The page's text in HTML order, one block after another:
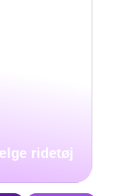
ridetøj